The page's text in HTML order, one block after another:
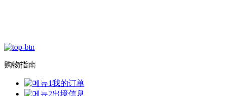
购物指南
我的订单
出境信息